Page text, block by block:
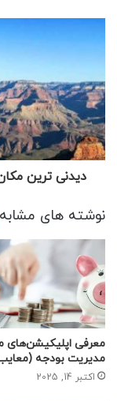
دیدنی ترین
نوشته های مشابه
معرفی اپلیکیشن‌های
مدیریت بودجه (معایب
اکتبر 14, 2025